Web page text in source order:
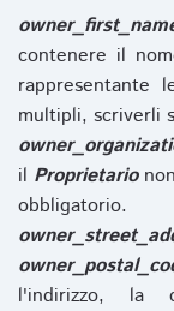
contenere il
rappresentante
multipli, scriverli
il Proprietario
obbligatorio.
l'indirizzo, la